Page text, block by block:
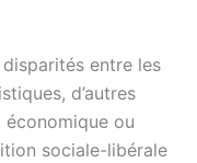
disparités entre les
d’autres
ou
sociale-libérale